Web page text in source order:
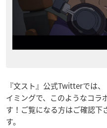
『文スト』公式Twitterでは
イミングで、このようなコラ
す！ご覧になる方はご確認下
す。